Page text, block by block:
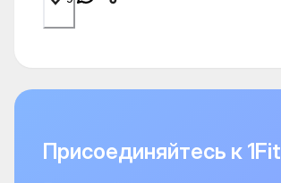
Присоединяйтесь к 1Fit